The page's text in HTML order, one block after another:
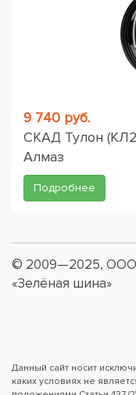
9 740 руб.
СКАД Тулон
Алмаз
Подробнее
© 2009—2025, ООО
«Зелёная шина»
Данный сайт носит
каких условиях не